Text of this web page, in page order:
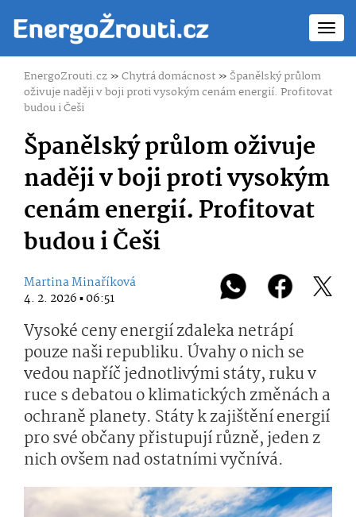
EnergoZrouti.cz»Chytrá domácnost» Španělský průlom
oživuje naději v boji proti vysokým cenám energií. Profitovat
budou i Češi
Španělský průlom oživuje
naději v boji proti vysokým
cenám energií. Profitovat
budou i Češi
Martina Minaříková
4. 2. 2026 ▪ 06:51
Vysoké ceny energií zdaleka netrápí
pouze naši republiku. Úvahy o nich se
vedou napříč jednotlivými státy, ruku v
ruce s debatou o klimatických změnách a
ochraně planety. Státy k zajištění energií
pro své občany přistupují různě, jeden z
nich ovšem nad ostatními vyčnívá.